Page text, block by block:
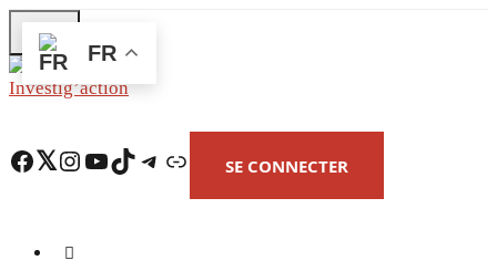
Skip
to
main
Facebook Twitter Instagram YouTube TikTok Telegram Lien SE CONNECTER
FR